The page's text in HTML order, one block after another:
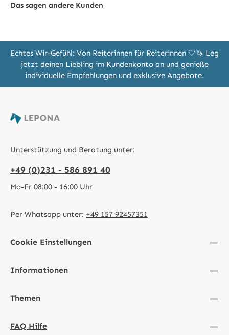
Das sagen andere Kunden
Echtes Wir-Gefühl: Von Reiterinnen für Reiterinnen 🤍🦄 Leg
jetzt deinen Liebling im Kundenkonto an und genieße
individuelle Empfehlungen und exklusive Angebote.
Unterstützung und Beratung unter:
+49 (0)231 - 586 891 40
Mo-Fr 08:00 - 16:00 Uhr
Per Whatsapp unter: +49 157 92457351
Cookie Einstellungen
Informationen
Themen
FAQ Hilfe